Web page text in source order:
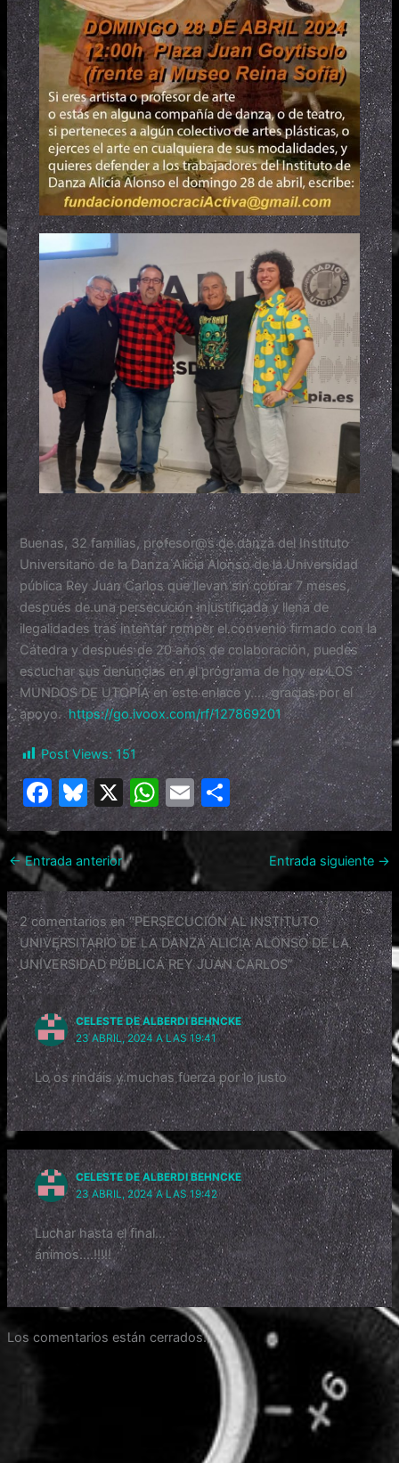
Buenas, 32 familias, profesor@s de danza del Instituto
Universitario de la Danza Alicia Alonso de la Universidad
pública Rey Juan Carlos que llevan sin cobrar 7 meses,
después de una persecución injustificada y llena de
ilegalidades tras intentar romper el convenio firmado con la
Cátedra y después de 20 años de colaboración, puedes
escuchar sus denuncias en el programa de hoy en LOS
MUNDOS DE UTOPÍA en este enlace y….. gracias por el
apoyo.https://go.ivoox.com/rf/127869201
Post Views: 151
F
a
c
e
b
o
o
k
Bl
u
e
s
k
y
X
W
h
at
A
p
p
E
m
l
C
o
ar
tir
←Entrada anterior Entrada siguiente →
2 comentarios en “PERSECUCIÓN AL INSTITUTO
UNIVERSITARIO DE LA DANZA ALICIA ALONSO DE LA
UNIVERSIDAD PÚBLICA REY JUAN CARLOS”
CELESTE DE ALBERDI BEHNCKE
23 ABRIL, 2024 A LAS 19:41
Lo os rindáis y muchas fuerza por lo justo
CELESTE DE ALBERDI BEHNCKE
23 ABRIL, 2024 A LAS 19:42
Luchar hasta el final…
ánimos….!!!!!
Los comentarios están cerrados.